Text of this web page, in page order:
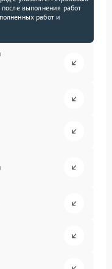
выполнения работ
работ и